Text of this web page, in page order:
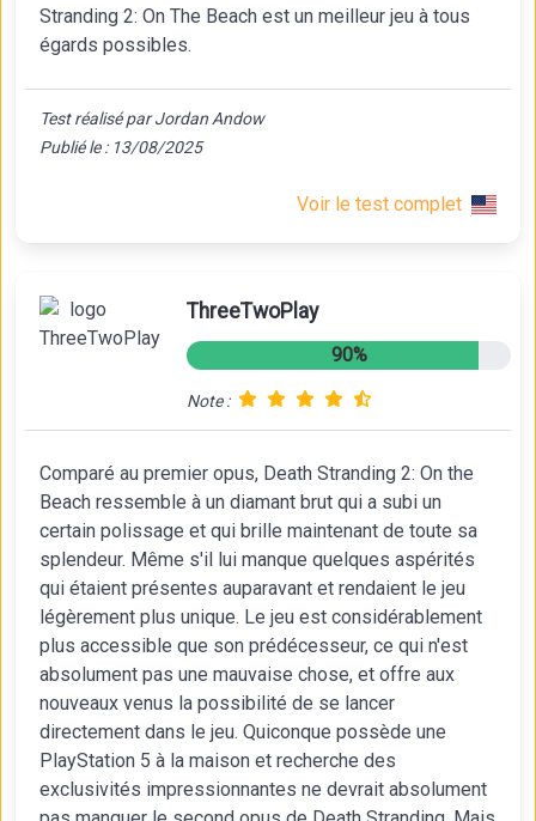
Stranding 2: On The Beach est un meilleur jeu à tous
égards possibles.
Test réalisé par Jordan Andow
Publié le : 13/08/2025
Voir le test complet
ThreeTwoPlay
90%
Note :
Comparé au premier opus, Death Stranding 2: On the
Beach ressemble à un diamant brut qui a subi un
certain polissage et qui brille maintenant de toute sa
splendeur. Même s'il lui manque quelques aspérités
qui étaient présentes auparavant et rendaient le jeu
légèrement plus unique. Le jeu est considérablement
plus accessible que son prédécesseur, ce qui n'est
absolument pas une mauvaise chose, et offre aux
nouveaux venus la possibilité de se lancer
directement dans le jeu. Quiconque possède une
PlayStation 5 à la maison et recherche des
exclusivités impressionnantes ne devrait absolument